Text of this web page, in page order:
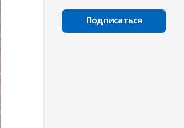
Подписаться